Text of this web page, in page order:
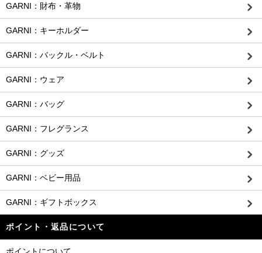
GARNI：財布・革物
GARNI：キーホルダー
GARNI：バックル・ベルト
GARNI：ウェア
GARNI：バッグ
GARNI：フレグランス
GARNI：グッズ
GARNI：ベビー用品
GARNI：ギフトボックス
ポイント・返品について